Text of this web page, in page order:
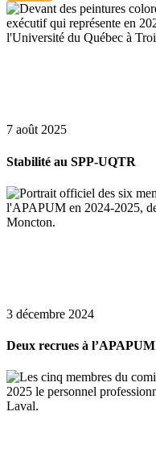
7 août 2025
Stabilité au SPP-UQTR
3 décembre 2024
Deux recrues à l’APAPUM